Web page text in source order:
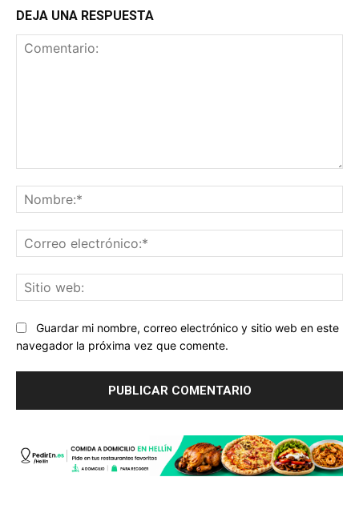
DEJA UNA RESPUESTA
Guardar mi nombre, correo electrónico y sitio web en este
navegador la próxima vez que comente.